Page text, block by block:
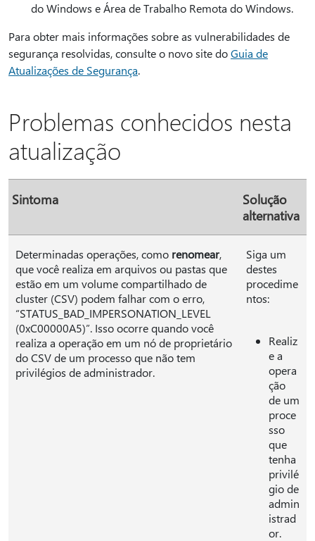
do Windows e Área de Trabalho Remota do Windows.
Para obter mais informações sobre as vulnerabilidades de
segurança resolvidas, consulte o novo site doGuia de
Atualizações de Segurança.
Problemas conhecidos nesta
atualização
Sintoma
Solução
alternativa
Determinadas operações, como renomear,
que você realiza em arquivos ou pastas que
estão em um volume compartilhado de
cluster (CSV) podem falhar com o erro,
“STATUS_BAD_IMPERSONATION_LEVEL
(0xC00000A5)”. Isso ocorre quando você
realiza a operação em um nó de proprietário
do CSV de um processo que não tem
privilégios de administrador.
Siga um
destes
procedime
ntos:
Realiz
e a
opera
ção
de um
proce
sso
que
tenha
privilé
gio de
admin
istrad
or.